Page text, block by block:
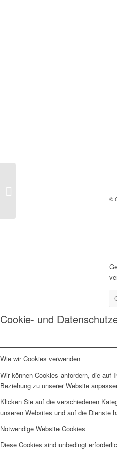
©
Cookie- und
Wie wir Cookies verwenden
Wir können Cookies anfordern, die auf
Beziehung zu unserer Website
Klicken Sie auf die verschiedenen
unseren Websites und auf die Dienste
Notwendige Website Cookies
Diese Cookies sind unbedingt